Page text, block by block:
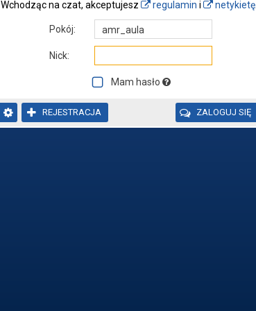
Wchodząc na czat, akceptujesz regulamin i netykietę
Pokój:
Nick:
Mam hasło
  REJESTRACJA  ZALOGUJ SIĘ